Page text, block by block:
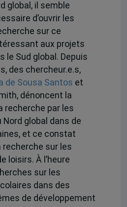
global, il semble
d’ouvrir les
sur ce
aux projets
le Sud global. Depuis
des chercheur.e.s,
de Sousa Santos et
dénoncent la
recherche par les
global dans de
et ce constat
recherche sur les
loisirs. À l’heure
sur les
dans des
de développement